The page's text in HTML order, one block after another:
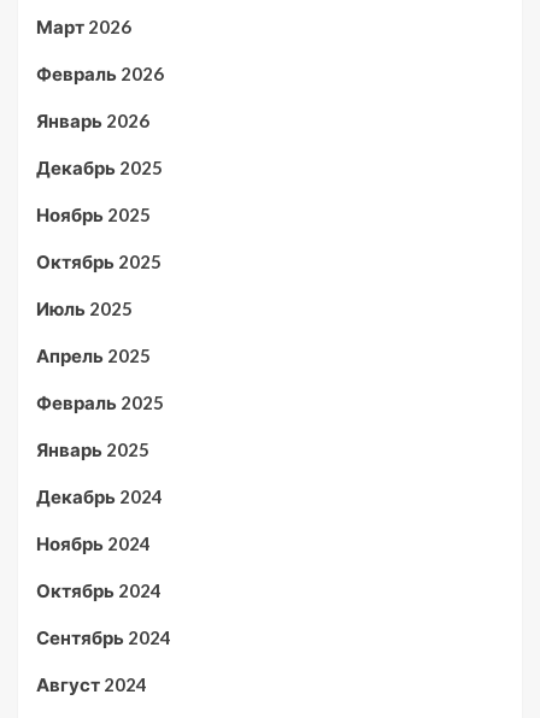
Март 2026
Февраль 2026
Январь 2026
Декабрь 2025
Ноябрь 2025
Октябрь 2025
Июль 2025
Апрель 2025
Февраль 2025
Январь 2025
Декабрь 2024
Ноябрь 2024
Октябрь 2024
Сентябрь 2024
Август 2024